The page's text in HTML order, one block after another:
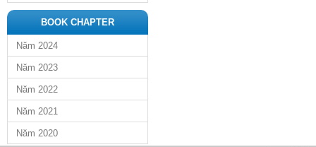
BOOK CHAPTER
Năm 2024
Năm 2023
Năm 2022
Năm 2021
Năm 2020